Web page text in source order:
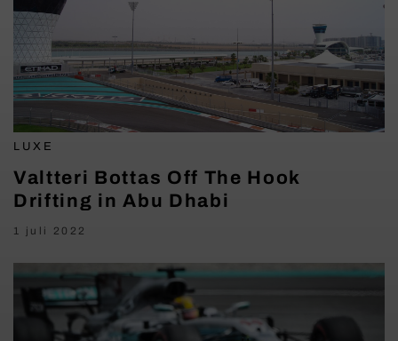
LUXE
Valtteri Bottas Off The Hook
Drifting in Abu Dhabi
1 juli 2022